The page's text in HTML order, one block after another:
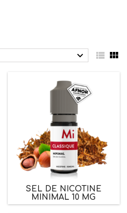
  
SEL DE NICOTINE
MINIMAL 10 MG